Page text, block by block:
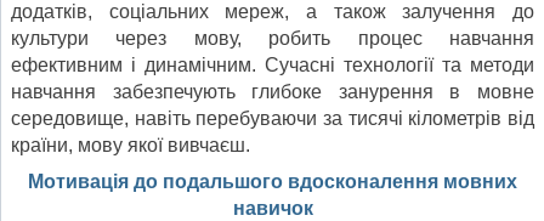
додатків, соціальних мереж, а також залучення до
культури через мову, робить процес навчання
ефективним і динамічним. Сучасні технології та методи
навчання забезпечують глибоке занурення в мовне
середовище, навіть перебуваючи за тисячі кілометрів від
країни, мову якої вивчаєш.
Мотивація до подальшого вдосконалення мовних
навичок